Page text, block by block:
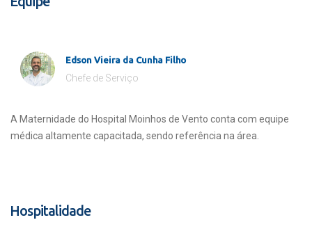
Edson Vieira da Cunha Filho
Chefe de Serviço
A Maternidade do Hospital Moinhos de Vento conta com equipe
médica altamente capacitada, sendo referência na área.
Hospitalidade